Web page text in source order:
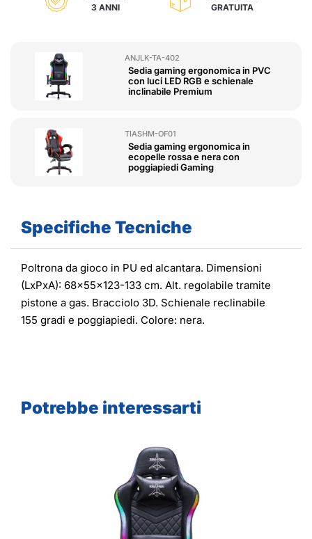
3 ANNI
GRATUITA
ANJLK-TA-402
Sedia gaming ergonomica in PVC
con luci LED RGB e schienale
inclinabile Premium
TIASHM-OF01
Sedia gaming ergonomica in
ecopelle rossa e nera con
poggiapiedi Gaming
Specifiche Tecniche
Poltrona da gioco in PU ed alcantara. Dimensioni
(LxPxA): 68x55x123-133 cm. Alt. regolabile tramite
pistone a gas. Bracciolo 3D. Schienale reclinabile
155 gradi e poggiapiedi. Colore: nera.
Potrebbe interessarti